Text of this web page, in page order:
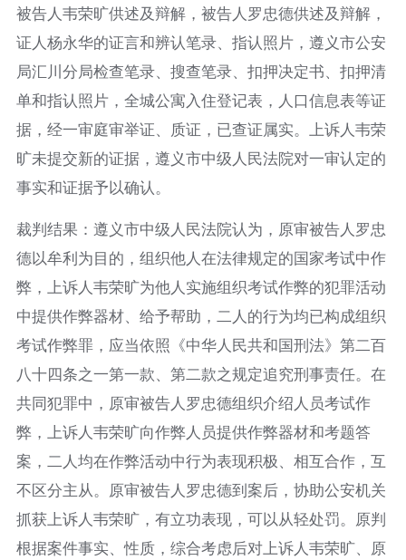
被告人韦荣旷供述及辩解，被告人罗忠德供述及辩解，
证人杨永华的证言和辨认笔录、指认照片，遵义市公安
局汇川分局检查笔录、搜查笔录、扣押决定书、扣押清
单和指认照片，全城公寓入住登记表，人口信息表等证
据，经一审庭审举证、质证，已查证属实。上诉人韦荣
旷未提交新的证据，遵义市中级人民法院对一审认定的
事实和证据予以确认。
裁判结果：遵义市中级人民法院认为，原审被告人罗忠
德以牟利为目的，组织他人在法律规定的国家考试中作
弊，上诉人韦荣旷为他人实施组织考试作弊的犯罪活动
中提供作弊器材、给予帮助，二人的行为均已构成组织
考试作弊罪，应当依照《中华人民共和国刑法》第二百
八十四条之一第一款、第二款之规定追究刑事责任。在
共同犯罪中，原审被告人罗忠德组织介绍人员考试作
弊，上诉人韦荣旷向作弊人员提供作弊器材和考题答
案，二人均在作弊活动中行为表现积极、相互合作，互
不区分主从。原审被告人罗忠德到案后，协助公安机关
抓获上诉人韦荣旷，有立功表现，可以从轻处罚。原判
根据案件事实、性质，综合考虑后对上诉人韦荣旷、原